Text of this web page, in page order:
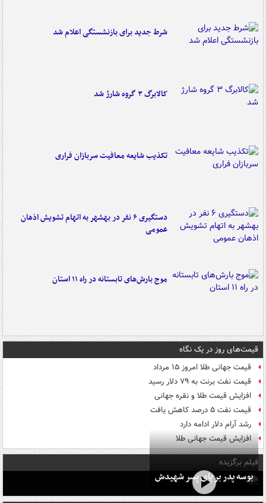
شرط جدید برای بازنشستگی اعلام شد
کالابرگ ۳ گروه شارژ شد
تکذیب شایعه معافیت سربازان فراری
دستگیری ۶ نفر در بهشهر به اتهام تشویش اذهان
عمومی
موج بارش‌های تابستانه در راه ۱۱ استان
قیمت‌های روز در یک نگاه
قیمت جهانی طلا امروز ۱۵ مرداد
قیمت نفت برنت به ۷۹ دلار رسید
افزایش قیمت طلا و نقره جهانی
قیمت نفت ۵ درصد کاهش یافت
رشد آرام دلار ادامه دارد
افزایش قیمت جهانی طلا
فیلم برگزیده
بوسه‌ پدر بر پای پسر شهیدش